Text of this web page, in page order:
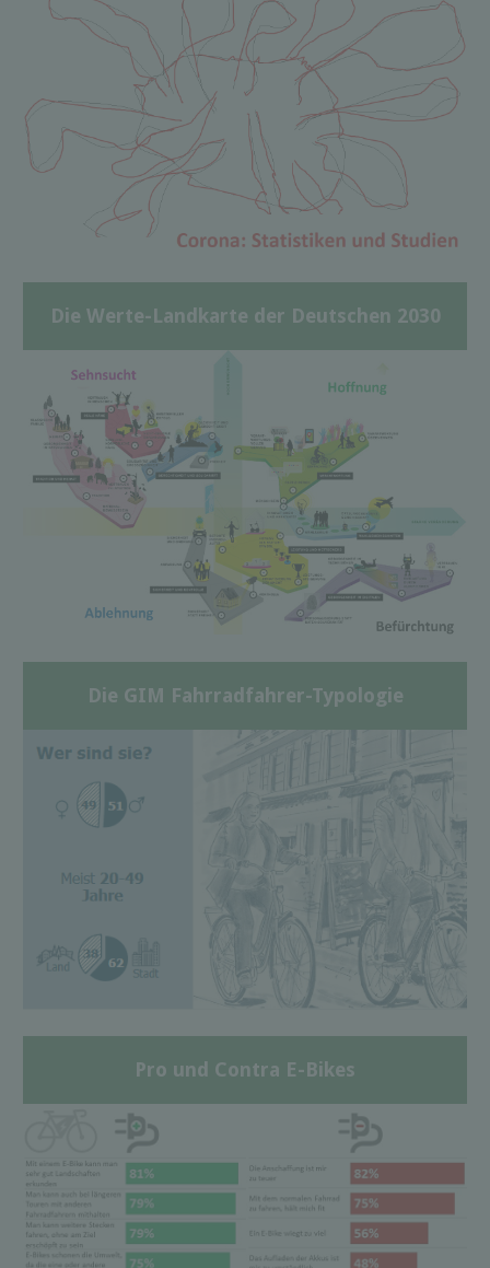
Die Werte-Landkarte der Deutschen 2030
Die GIM Fahrradfahrer-Typologie
Pro und Contra E-Bikes